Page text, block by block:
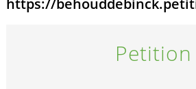
Petition